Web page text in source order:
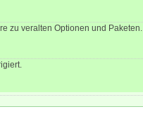
zu veralten Optionen und Paketen.